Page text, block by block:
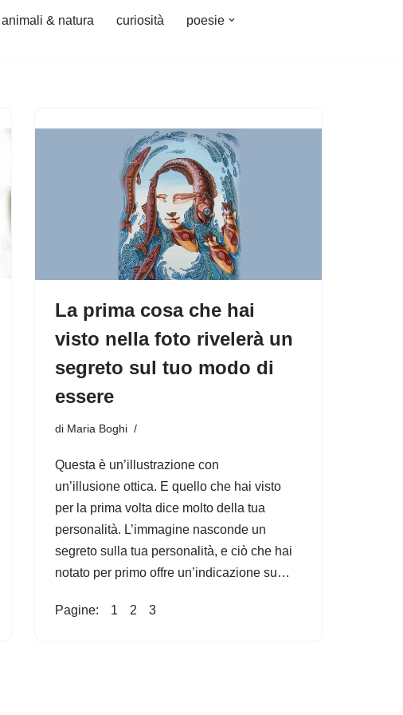
animali & natura curiosità
poesie
La prima cosa che hai
visto nella foto rivelerà un
segreto sul tuo modo di
essere
di Maria Boghi
Questa è un’illustrazione con
un’illusione ottica. E quello che hai visto
per la prima volta dice molto della tua
personalità. L’immagine nasconde un
segreto sulla tua personalità, e ciò che hai
notato per primo offre un’indicazione su…
Pagine: 1 2 3